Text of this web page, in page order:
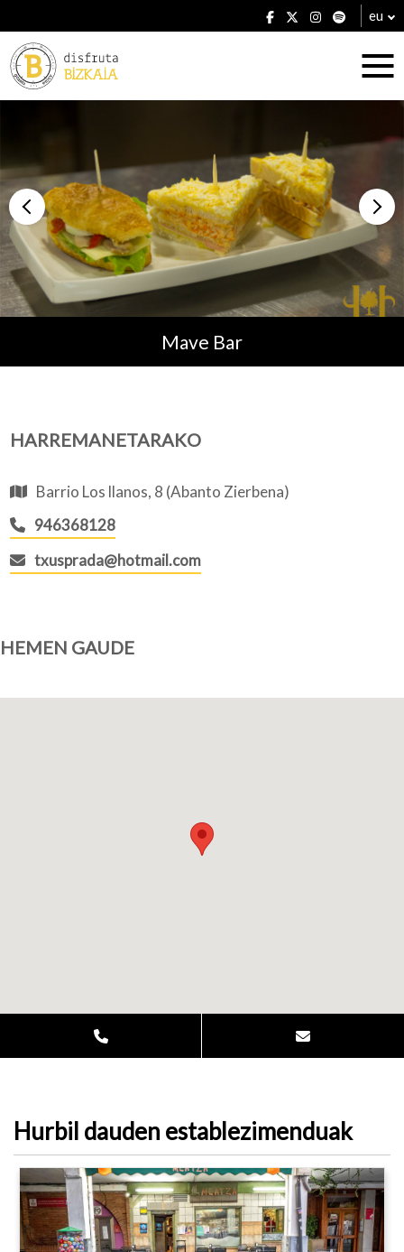
eu
Ostatuak
Jatetxeak
Planak
Bloga
Mave Bar
HARREMANETARAKO
Barrio Los llanos, 8 (Abanto Zierbena)
946368128
txusprada@hotmail.com
HEMEN GAUDE
Hurbil dauden establezimenduak